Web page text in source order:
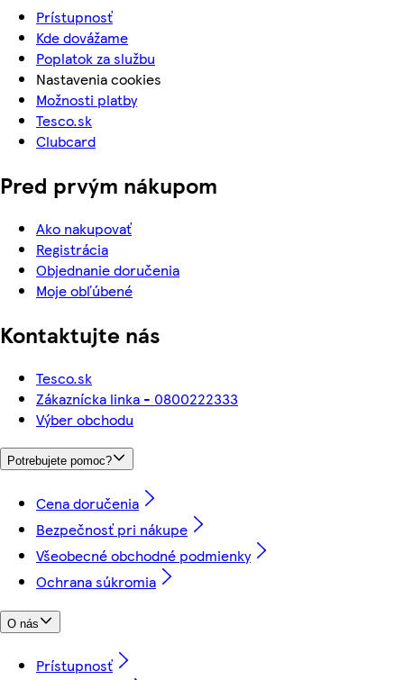
Prístupnosť
Kde dovážame
Poplatok za službu
Nastavenia cookies
Možnosti platby
Tesco.sk
Clubcard
Pred prvým nákupom
Ako nakupovať
Registrácia
Objednanie doručenia
Moje obľúbené
Kontaktujte nás
Tesco.sk
Zákaznícka linka - 0800222333
Výber obchodu
Potrebujete pomoc?
Cena doručenia
Bezpečnosť pri nákupe
Všeobecné obchodné podmienky
Ochrana súkromia
O nás
Prístupnosť